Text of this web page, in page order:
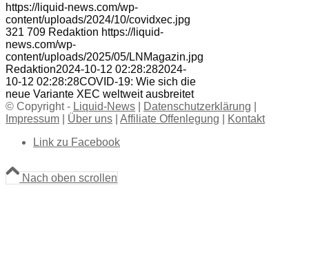
https://liquid-news.com/wp-
content/uploads/2024/10/covidxec.jpg
321 709 Redaktion https://liquid-
news.com/wp-
content/uploads/2025/05/LNMagazin.jpg
Redaktion2024-10-12 02:28:282024-
10-12 02:28:28COVID-19: Wie sich die
neue Variante XEC weltweit ausbreitet
© Copyright - Liquid-News Datenschutzerklärung
Impressum
Über uns Affiliate Offenlegung
Kontakt
Link zu Facebook
Nach oben scrollen